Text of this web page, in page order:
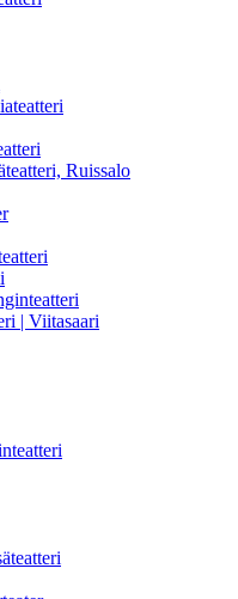
Ruissalo
| Viitasaari